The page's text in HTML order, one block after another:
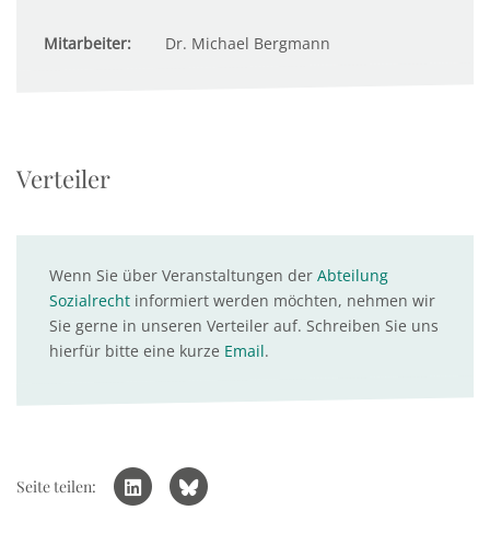
Mitarbeiter: Dr. Michael Bergmann
Verteiler
Wenn Sie über Veranstaltungen der Abteilung
Sozialrecht informiert werden möchten, nehmen wir
Sie gerne in unseren Verteiler auf. Schreiben Sie uns
hierfür bitte eine kurze Email.
Seite teilen: